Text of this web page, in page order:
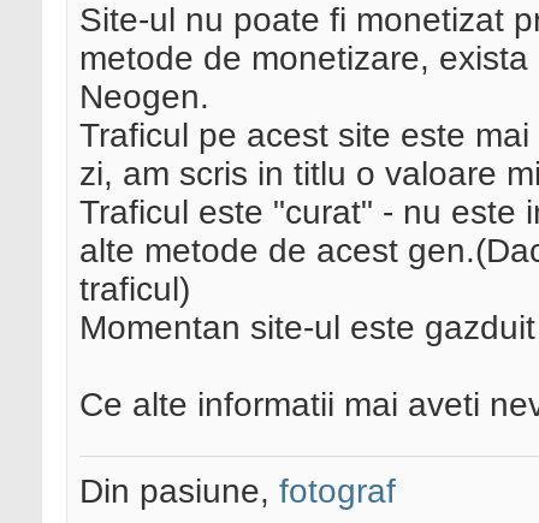
Site-ul nu poate fi monetizat
metode de monetizare,
Neogen.
Traficul pe acest site este
zi, am scris in titlu o valoare
Traficul este "curat" - nu este
alte metode de acest
traficul)
Momentan site-ul este
Ce alte informatii mai aveti
Din pasiune, fotograf